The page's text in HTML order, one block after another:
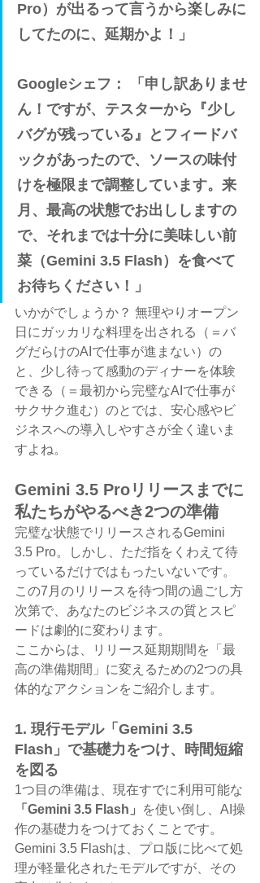
Pro）が出るって言うから楽しみに
してたのに、延期かよ！」
Googleシェフ：
「申し訳ありませ
ん！ですが、テスターから『少し
バグが残っている』とフィードバ
ックがあったので、ソースの味付
けを極限まで調整しています。来
月、最高の状態でお出ししますの
で、それまでは十分に美味しい前
菜（Gemini 3.5 Flash）を食べて
お待ちください！」
いかがでしょうか？ 無理やりオープン
日にガッカリな料理を出される（＝バ
グだらけのAIで仕事が進まない）の
と、少し待って感動のディナーを体験
できる（＝最初から完璧なAIで仕事が
サクサク進む）のとでは、安心感やビ
ジネスへの導入しやすさが全く違いま
すよね。
Gemini 3.5 Proリリースまでに
私たちがやるべき2つの準備
完璧な状態でリリースされるGemini
3.5 Pro。しかし、ただ指をくわえて待
っているだけではもったいないです。
この7月のリリースを待つ間の過ごし方
次第で、あなたのビジネスの質とスピ
ードは劇的に変わります。
ここからは、リリース延期期間を「最
高の準備期間」に変えるための2つの具
体的なアクションをご紹介します。
1. 現行モデル「Gemini 3.5
Flash」で基礎力をつけ、時間短縮
を図る
1つ目の準備は、現在すでに利用可能な
「Gemini 3.5 Flash」
を使い倒し、AI操
作の基礎力をつけておくことです。
Gemini 3.5 Flashは、プロ版に比べて処
理が軽量化されたモデルですが、その